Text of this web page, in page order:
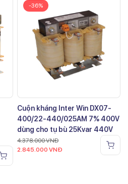
-36%
Cuộn kháng Inter Win DX07-
400/22-440/025AM 7% 400V
dùng cho tụ bù 25Kvar 440V
4.378.000VNĐ
2.845.000 VNĐ